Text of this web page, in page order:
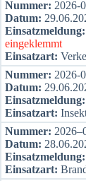
Num­mer: 2026-
Datum:
Ein­satz­mel­dung:
ein­ge­klemmt
Ein­satz­art:
Num­mer: 2026-
Datum:
Ein­satz­mel­dung:
Ein­satz­art:
Num­mer:
Datum:
Ein­satz­mel­dung:
Ein­satz­art: